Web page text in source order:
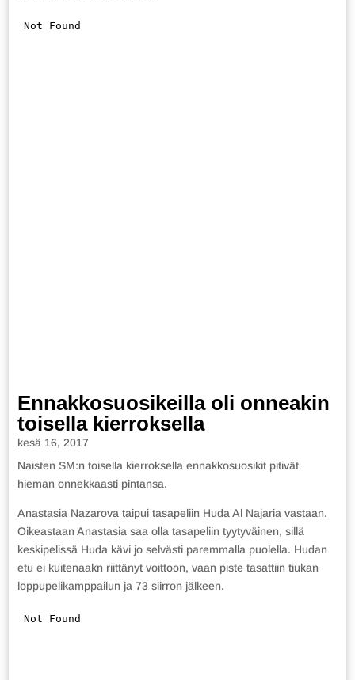
Ennakkosuosikeilla oli onneakin
toisella kierroksella
kesä 16, 2017
Naisten SM:n toisella kierroksella ennakkosuosikit pitivät
hieman onnekkaasti pintansa.
Anastasia Nazarova taipui tasapeliin Huda Al Najaria vastaan.
Oikeastaan Anastasia saa olla tasapeliin tyytyväinen, sillä
keskipelissä Huda kävi jo selvästi paremmalla puolella. Hudan
etu ei kuitenaakn riittänyt voittoon, vaan piste tasattiin tiukan
loppupelikamppailun ja 73 siirron jälkeen.